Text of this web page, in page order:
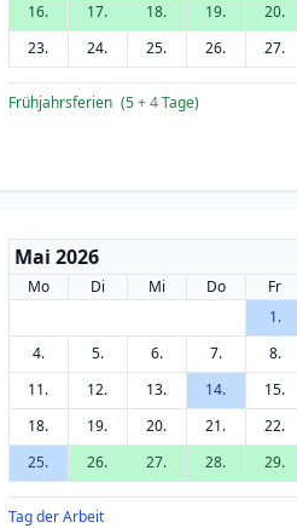
16.
17. 18. 19. 20.
23.
24. 25. 26. 27.
Frühjahrsferien (5+ 4Tage)
Mai 2026
Mo Di Mi Do Fr
1.
4.
5. 6. 7. 8.
11.
12. 13. 14. 15.
18.
19. 20. 21. 22.
25.
26. 27. 28. 29.
Tag der Arbeit